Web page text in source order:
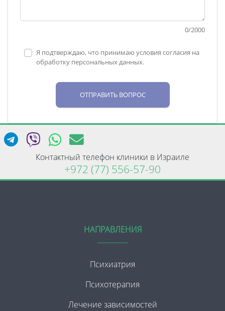
0/2000
Я подтверждаю, что принимаю условия согласия на
обработку персональных данных.
ОТПРАВИТЬ ВОПРОС
Контактный телефон клиники в Израиле
+972 (77) 556-57-90
НАПРАВЛЕНИЯ
Психиатрия
Психотерапия
Лечение зависимостей